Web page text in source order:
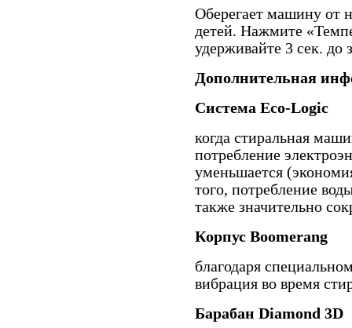
Оберегает машину от
детей. Нажмите
удерживайте 3 сек. до
Дополнительная
Система Есо-Logic
когда стиральная
потребление
уменьшается
того, потребление
также значительно
Корпус Boomerang
благодаря
вибрация во время
Барабан Diamond 3D